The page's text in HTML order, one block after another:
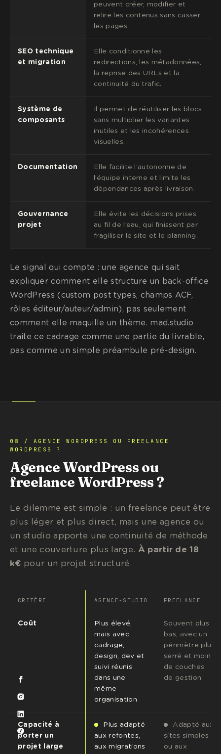
peuvent créer, modifier et
relire les contenus sans casser
les pages.
SEO technique
et migration
Elle conditionne les
redirections, les métadonnées,
la reprise des URLs et la
continuité du trafic.
Système de
composants
Il permet de réutiliser les blocs
sans multiplier les variantes
inutiles et les incohérences
visuelles.
Documentation
Elle facilite l’autonomie de
l’équipe interne et limite les
dépendances après livraison.
Gouvernance
projet
Elle évite les décisions prises
au fil de l’eau, qui finissent par
fragiliser le site et le planning.
Le signal qui compte : une agence qui sait
expliquer comment elle structure un back-office
WordPress (custom post types, champs ACF,
rôles éditeur/auteur/admin), pas seulement
comment elle maquille un thème. mad.studio
traite ce cadrage comme une partie du livrable,
pas comme un simple préambule pré-design.
08 / AGENCE WORDPRESS OU FREELANCE
WORDPRESS ?
Agence WordPress ou
freelance WordPress ?
Le dilemme est simple : un freelance peut être
plus léger et plus direct, mais une agence ou
un studio apporte une continuité de méthode
et une couverture plus large. À partir de 18
k€ pour un projet structuré.
CRITÈRE AGENCE-STUDIO FREELANCE
Coût
Plus élevé,
mais avec
cadrage,
design, dev et
suivi réunis
dans une
même
organisation
Souvent plus
bas, avec un
périmètre plus
serré et moins
de couches
de gestion
Capacité à
porter un
projet large
Plus adapté
aux refontes,
aux migrations
Adapté aux
sites simples
ou aux